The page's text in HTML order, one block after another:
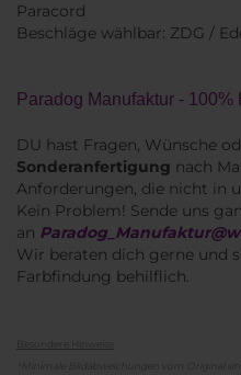
Paracord
Beschläge wählbar: ZDG /
Paradog Manufaktur - 100%
DU hast Fragen, Wünsche
Sonderanfertigung nach
Anforderungen, die nicht in
Kein Problem! Sende uns
an
Wir beraten dich gerne und
Farbfindung behilflich.
Besondere Hinweise
¹Minimale Bildabweichungen vom Original